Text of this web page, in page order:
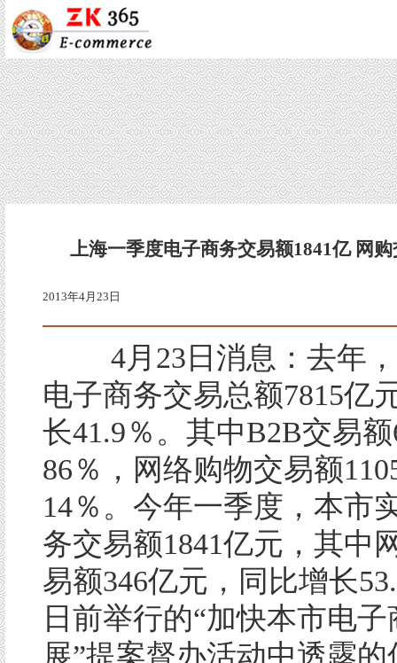
上海一季度电子商务交易额1841亿 网
2013年4月23日
4月23日消息：去年，
电子商务交易总额7815亿
长41.9％。其中B2B交易
86％，网络购物交易额
14％。今年一季度，本市
务交易额1841亿元，其中
易额346亿元，同比增长
日前举行的“加快本市电子
展”提案督办活动中透露的